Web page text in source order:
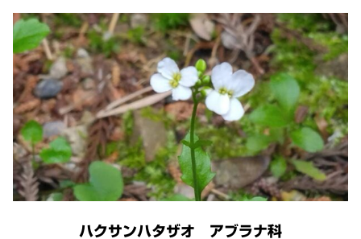
ハクサンハタザオ アブラナ科